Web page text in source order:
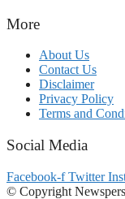
More
About Us
Contact Us
Disclaimer
Privacy Policy
Terms and
Social Media
Facebook-f Twitter
© Copyright